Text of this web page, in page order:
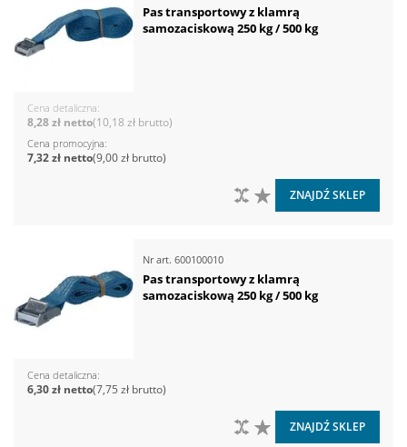
Pas transportowy z klamrą
samozaciskową 250 kg / 500 kg
Cena detaliczna
10,18 zł
8,28 zł
Cena promocyjna
9,00 zł
7,32 zł
DO LISTY ŻYCZEŃ
DO PORÓWNANIA
ZNAJDŹ SKLEP
Nr art. 600100010
Pas transportowy z klamrą
samozaciskową 250 kg / 500 kg
Cena detaliczna
7,75 zł
6,30 zł
DO LISTY ŻYCZEŃ
DO PORÓWNANIA
ZNAJDŹ SKLEP